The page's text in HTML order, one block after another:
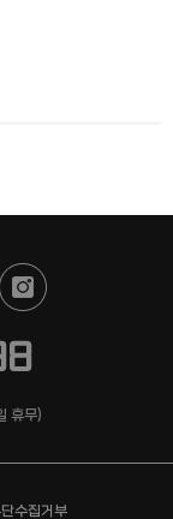
휴무)
수집거부